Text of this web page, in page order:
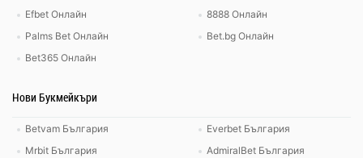
Efbet Онлайн
Palms Bet Онлайн
Bet365 Онлайн
8888 Онлайн
Bet.bg Онлайн
Нови Букмейкъри
Betvam България
Mrbit България
Everbet България
AdmiralBet България